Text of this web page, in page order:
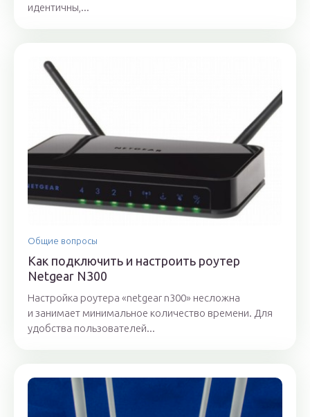
идентичны,...
Общие вопросы
Как подключить и настроить роутер
Netgear N300
Настройка роутера «netgear n300» несложна
и занимает минимальное количество времени. Для
удобства пользователей...